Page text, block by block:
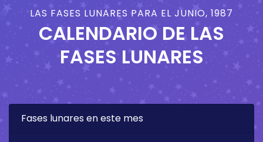
LAS FASES LUNARES PARA EL JUNIO, 1987
CALENDARIO DE LAS
FASES LUNARES
Fases lunares en este mes